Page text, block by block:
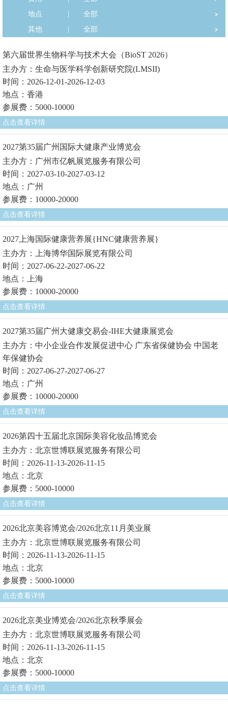
地点
全部
其他
全部
第六届世界生物科学与技术大会（BioST 2026）
主办方：生命与医学科学创新研究院(LMSII)
时间：2026-12-01-2026-12-03
地点：香港
参展费：5000-10000
点击查看详情
2027第35届广州国际大健康产业博览会
主办方：广州市亿帆展览服务有限公司
时间：2027-03-10-2027-03-12
地点：广州
参展费：10000-20000
点击查看详情
2027上海国际健康营养展{HNC健康营养展}
主办方：上海博华国际展览有限公司
时间：2027-06-22-2027-06-22
地点：上海
参展费：10000-20000
点击查看详情
2027第35届广州大健康交易会-IHE大健康展览会
主办方：中小企业合作发展促进中心 广东省保健协会 中国老
年保健协会
时间：2027-06-27-2027-06-27
地点：广州
参展费：10000-20000
点击查看详情
2026第四十五届北京国际美容化妆品博览会
主办方：北京世博联展览服务有限公司
时间：2026-11-13-2026-11-15
地点：北京
参展费：5000-10000
点击查看详情
2026北京美容博览会/2026北京11月美业展
主办方：北京世博联展览服务有限公司
时间：2026-11-13-2026-11-15
地点：北京
参展费：5000-10000
点击查看详情
2026北京美业博览会/2026北京秋季展会
主办方：北京世博联展览服务有限公司
时间：2026-11-13-2026-11-15
地点：北京
参展费：5000-10000
点击查看详情